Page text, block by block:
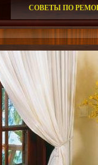
СОВЕТЫ ПО